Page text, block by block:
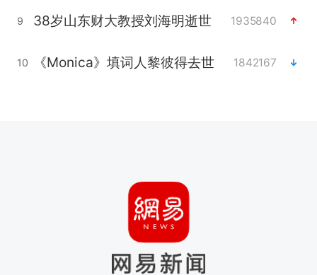
9 38岁山东财大教授刘海明逝世 1935840
10 《Monica》填词人黎彼得去世 1842167